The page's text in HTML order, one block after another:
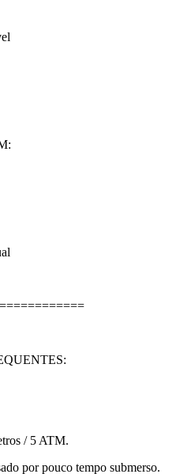
/ 5 ATM.
por pouco tempo submerso.